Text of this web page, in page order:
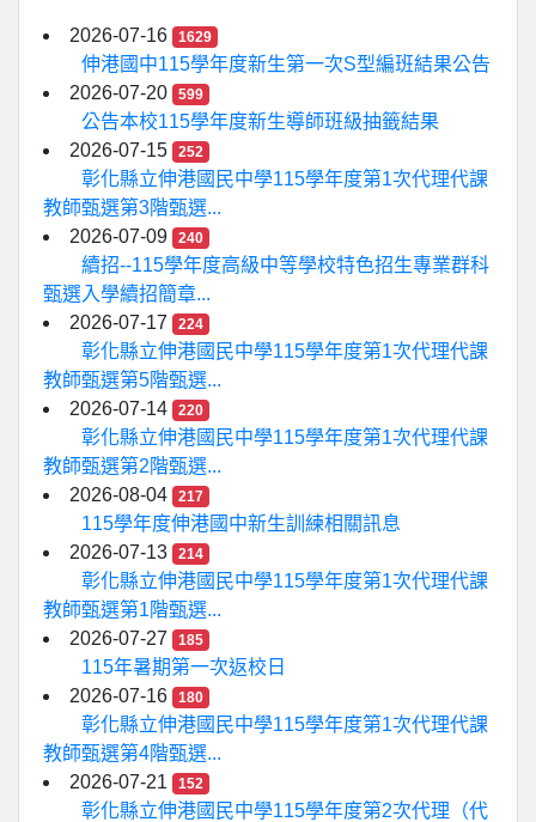
2026-07-16 1629
伸港國中115學年度新生第一次S型編班結果公告
2026-07-20
599
公告本校115學年度新生導師班級抽籤結果
2026-07-15
252
彰化縣立伸港國民中學115學年度第1次代理代課
教師甄選第3階甄選...
2026-07-09
240
續招--115學年度高級中等學校特色招生專業群科
甄選入學續招簡章...
2026-07-17
224
彰化縣立伸港國民中學115學年度第1次代理代課
教師甄選第5階甄選...
2026-07-14
220
彰化縣立伸港國民中學115學年度第1次代理代課
教師甄選第2階甄選...
2026-08-04
217
115學年度伸港國中新生訓練相關訊息
2026-07-13
214
彰化縣立伸港國民中學115學年度第1次代理代課
教師甄選第1階甄選...
2026-07-27
185
115年暑期第一次返校日
2026-07-16
180
彰化縣立伸港國民中學115學年度第1次代理代課
教師甄選第4階甄選...
2026-07-21
152
彰化縣立伸港國民中學115學年度第2次代理（代